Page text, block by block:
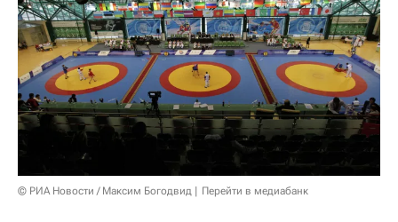
© РИА Новости / Максим Богодвид Перейти в медиабанк